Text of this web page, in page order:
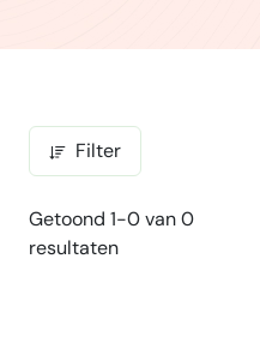
Filter
Getoond 1-0 van 0
resultaten